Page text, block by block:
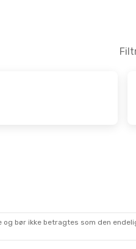
bør ikke betragtes som den